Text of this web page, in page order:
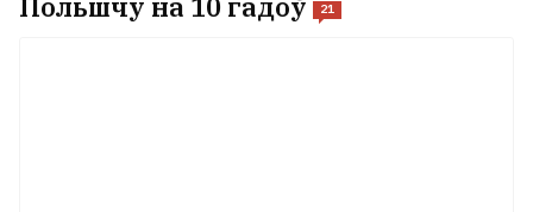
Польшчу на 10 гадоў
21